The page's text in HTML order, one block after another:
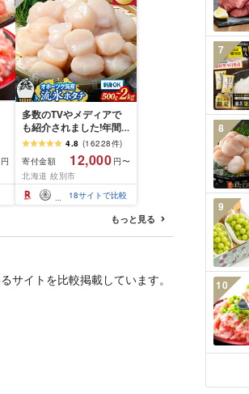
円
多数のTVやメディアで
も紹介されました!年間
総合ランキング4年連続1
位!北海道オホーツク海
産ホタテ玉冷 | ホタテ
ほたて hotate 帆立 貝柱
刺身 冷凍 貝 訳あり わけ
あり ワケアリ 大粒 サイ
ズ不揃い バラエティ 選
4.8 (16228件)
寄付金額
12,000 円〜
北海道 紋別市
18サイトで比較
もっと見る
サイトを比較掲載しています。
7
8
9
10